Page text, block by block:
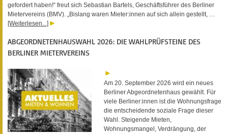
gefordert haben!“ freut sich Sebastian Bartels, Geschäftsführer des Berliner
Mietervereins (BMV). „Bislang waren Mieter:innen auf sich allein gestellt, …
[Weiterlesen...]
ABGEORDNETENHAUSWAHL 2026: DIE WAHLPRÜFSTEINE DES
BERLINER MIETERVEREINS
Am 20. September 2026 wird ein neues
Berliner Abgeordnetenhaus gewählt. Für
viele Berliner:innen ist die Wohnungsfrage
die entscheidende soziale Frage dieser
Wahl. Steigende Mieten,
Wohnungsmangel, Verdrängung, der